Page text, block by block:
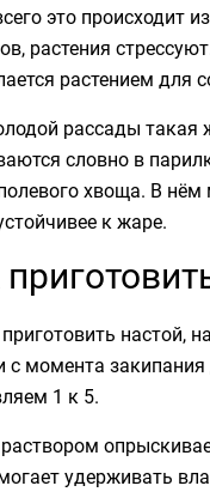
это происходит
растения
растением для
рассады такая
словно в
хвоща. В нём
к жаре.
настой,
с момента
1 к 5.
удерживать